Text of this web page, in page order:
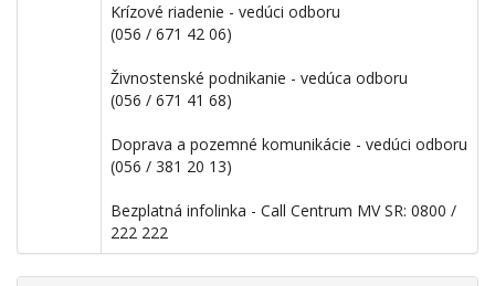
Krízové riadenie - vedúci odboru
(056 / 671 42 06)
Živnostenské podnikanie - vedúca odboru
(056 / 671 41 68)
Doprava a pozemné komunikácie - vedúci odboru
(056 / 381 20 13)
Bezplatná infolinka - Call Centrum MV SR: 0800 /
222 222